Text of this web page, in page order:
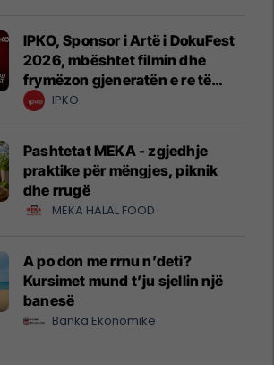
IPKO, Sponsor i Artë i DokuFest
2026, mbështet filmin dhe
frymëzon gjeneratën e re të
krijuesve
IPKO
Pashtetat MEKA - zgjedhje
praktike për mëngjes, piknik
dhe rrugë
MEKA HALAL FOOD
A po don me rrnu n’deti?
Kursimet mund t’ju sjellin një
banesë
Banka Ekonomike